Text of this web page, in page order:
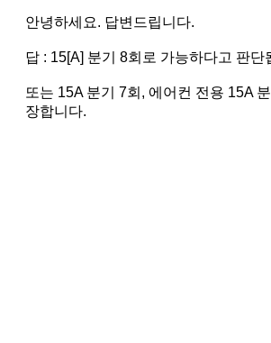
안녕하세요. 답변드립니다.
답 : 15[A] 분기 8회로 가능하다고 판단
또는 15A 분기 7회, 에어컨 전용 15A
장합니다.